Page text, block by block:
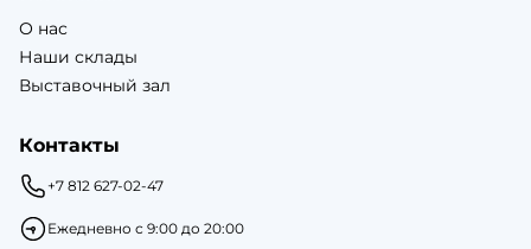
О нас
Наши склады
Выставочный зал
Контакты
+7 812 627-02-47
Ежедневно с 9:00 до 20:00